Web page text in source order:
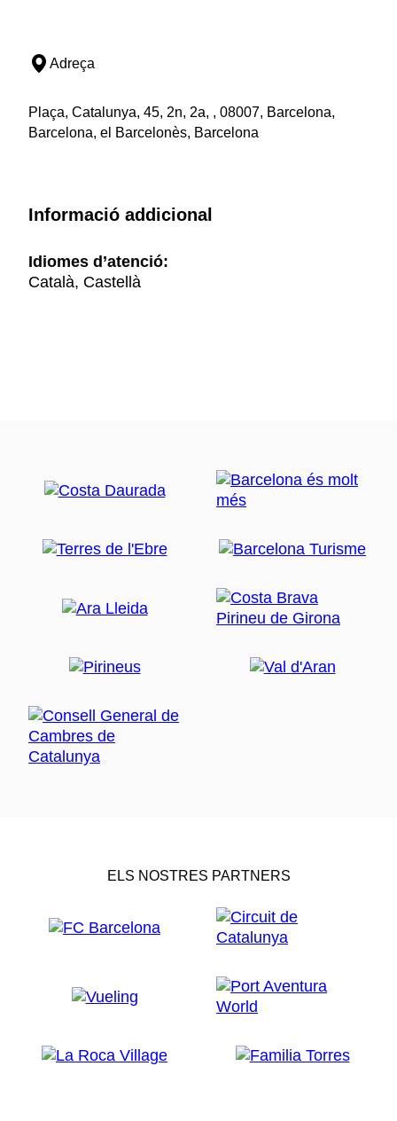
Adreça
Plaça, Catalunya, 45, 2n, 2a, , 08007, Barcelona,
Barcelona, el Barcelonès, Barcelona
Informació addicional
Idiomes d’atenció:
Català, Castellà
ELS NOSTRES PARTNERS